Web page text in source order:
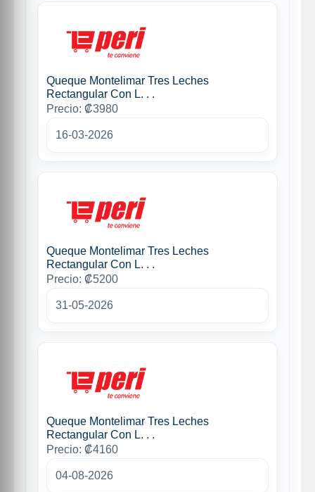
Queque Montelimar Tres Leches
Rectangular Con L. . .
Precio: ₡3980
16-03-2026
Queque Montelimar Tres Leches
Rectangular Con L. . .
Precio: ₡5200
31-05-2026
Queque Montelimar Tres Leches
Rectangular Con L. . .
Precio: ₡4160
04-08-2026